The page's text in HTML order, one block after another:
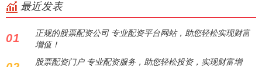
最近发表
01
正规的股票配资公司 专业配资平台网站，助您轻松实现财富
增值！
股票配资门户 专业配资服务，助您轻松投资，实现财富增